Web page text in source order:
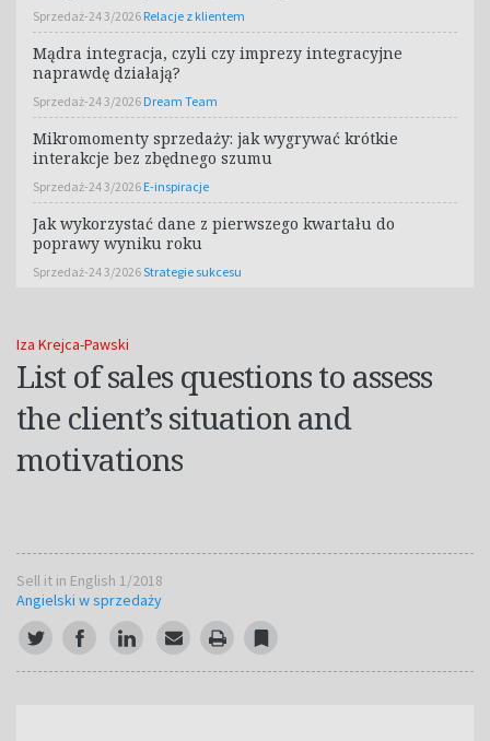
Iza Krejca-Pawski
List of sales questions to assess
the client’s situation and
motivations
Sell it in English 1/2018
Angielski w sprzedaży
Sprzedaż-24 3/2026 Relacje z klientem
Mądra integracja, czyli czy imprezy integracyjne
naprawdę działają?
Sprzedaż-24 3/2026 Dream Team
Mikromomenty sprzedaży: jak wygrywać krótkie
interakcje bez zbędnego szumu
Sprzedaż-24 3/2026 E-inspiracje
Jak wykorzystać dane z pierwszego kwartału do
poprawy wyniku roku
Sprzedaż-24 3/2026Strategie sukcesu